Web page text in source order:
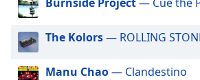
off
selected
Audio
Track
The Kolors— ROLLING
Manu Chao— Clandestino